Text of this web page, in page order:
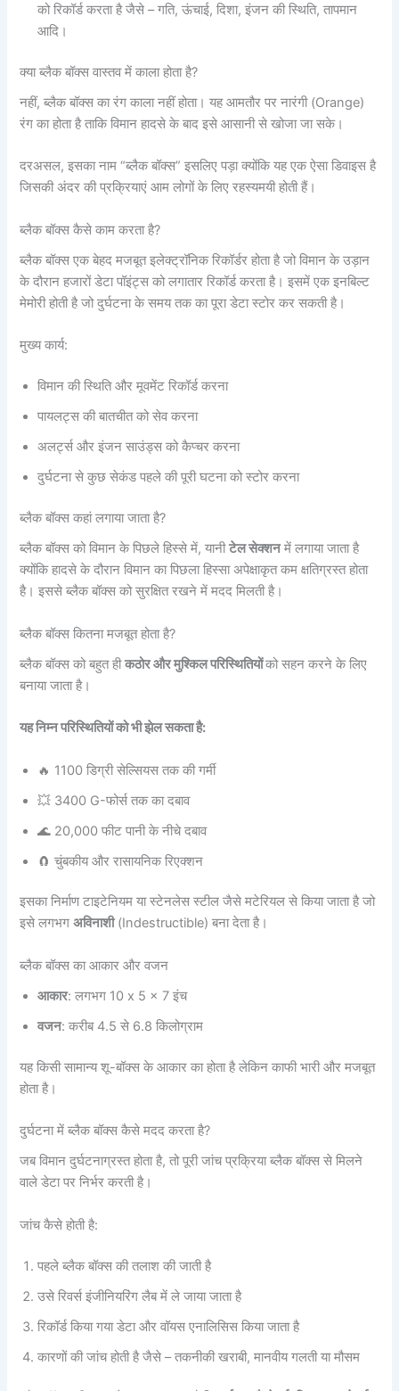
को रिकॉर्ड करता है जैसे – गति, ऊंचाई, दिशा, इंजन की स्थिति, तापमान
आदि।
क्या ब्लैक बॉक्स वास्तव में काला होता है?
नहीं, ब्लैक बॉक्स का रंग काला नहीं होता। यह आमतौर पर नारंगी (Orange)
रंग का होता है ताकि विमान हादसे के बाद इसे आसानी से खोजा जा सके।
दरअसल, इसका नाम “ब्लैक बॉक्स” इसलिए पड़ा क्योंकि यह एक ऐसा डिवाइस है
जिसकी अंदर की प्रक्रियाएं आम लोगों के लिए रहस्यमयी होती हैं।
ब्लैक बॉक्स कैसे काम करता है?
ब्लैक बॉक्स एक बेहद मजबूत इलेक्ट्रॉनिक रिकॉर्डर होता है जो विमान के उड़ान
के दौरान हजारों डेटा पॉइंट्स को लगातार रिकॉर्ड करता है। इसमें एक इनबिल्ट
मेमोरी होती है जो दुर्घटना के समय तक का पूरा डेटा स्टोर कर सकती है।
मुख्य कार्य:
विमान की स्थिति और मूवमेंट रिकॉर्ड करना
पायलट्स की बातचीत को सेव करना
अलर्ट्स और इंजन साउंड्स को कैप्चर करना
दुर्घटना से कुछ सेकंड पहले की पूरी घटना को स्टोर करना
ब्लैक बॉक्स कहां लगाया जाता है?
ब्लैक बॉक्स को विमान के पिछले हिस्से में, यानीटेल सेक्शनमें लगाया जाता है
क्योंकि हादसे के दौरान विमान का पिछला हिस्सा अपेक्षाकृत कम क्षतिग्रस्त होता
है। इससे ब्लैक बॉक्स को सुरक्षित रखने में मदद मिलती है।
ब्लैक बॉक्स कितना मजबूत होता है?
ब्लैक बॉक्स को बहुत हीकठोर और मुश्किल परिस्थितियोंको सहन करने के लिए
बनाया जाता है।
यह निम्न परिस्थितियों को भी झेल सकता है:
🔥 1100 डिग्री सेल्सियस तक की गर्मी
💥 3400 G-फोर्स तक का दबाव
🌊 20,000 फीट पानी के नीचे दबाव
🧲 चुंबकीय और रासायनिक रिएक्शन
इसका निर्माण टाइटेनियम या स्टेनलेस स्टील जैसे मटेरियल से किया जाता है जो
इसे लगभगअविनाशी(Indestructible) बना देता है।
ब्लैक बॉक्स का आकार और वजन
आकार: लगभग 10 x 5 x 7 इंच
वजन: करीब 4.5 से 6.8 किलोग्राम
यह किसी सामान्य शू-बॉक्स के आकार का होता है लेकिन काफी भारी और मजबूत
होता है।
दुर्घटना में ब्लैक बॉक्स कैसे मदद करता है?
जब विमान दुर्घटनाग्रस्त होता है, तो पूरी जांच प्रक्रिया ब्लैक बॉक्स से मिलने
वाले डेटा पर निर्भर करती है।
जांच कैसे होती है:
पहले ब्लैक बॉक्स की तलाश की जाती है
उसे रिवर्स इंजीनियरिंग लैब में ले जाया जाता है
रिकॉर्ड किया गया डेटा और वॉयस एनालिसिस किया जाता है
कारणों की जांच होती है जैसे – तकनीकी खराबी, मानवीय गलती या मौसम